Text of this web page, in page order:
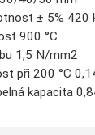
± 5% 420
900 °C
1,5 N/mm2
při 200 °C
kapacita